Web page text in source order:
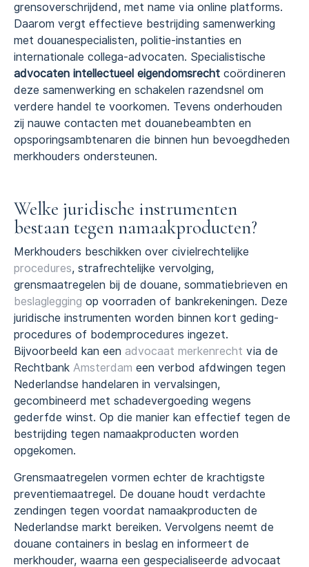
grensoverschrijdend, met name via online platforms.
Daarom vergt effectieve bestrijding samenwerking
met douanespecialisten, politie-instanties en
internationale collega-advocaten. Specialistische
advocaten intellectueel eigendomsrecht coördineren
deze samenwerking en schakelen razendsnel om
verdere handel te voorkomen. Tevens onderhouden
zij nauwe contacten met douanebeambten en
opsporingsambtenaren die binnen hun bevoegdheden
merkhouders ondersteunen.
Welke juridische instrumenten
bestaan tegen namaakproducten?
Merkhouders beschikken over civielrechtelijke
procedures, strafrechtelijke vervolging,
grensmaatregelen bij de douane, sommatiebrieven en
beslaglegging op voorraden of bankrekeningen. Deze
juridische instrumenten worden binnen kort geding-
procedures of bodemprocedures ingezet.
Bijvoorbeeld kan een advocaat merkenrecht via de
Rechtbank Amsterdam een verbod afdwingen tegen
Nederlandse handelaren in vervalsingen,
gecombineerd met schadevergoeding wegens
gederfde winst. Op die manier kan effectief tegen de
bestrijding tegen namaakproducten worden
opgekomen.
Grensmaatregelen vormen echter de krachtigste
preventiemaatregel. De douane houdt verdachte
zendingen tegen voordat namaakproducten de
Nederlandse markt bereiken. Vervolgens neemt de
douane containers in beslag en informeert de
merkhouder, waarna een gespecialiseerde advocaat